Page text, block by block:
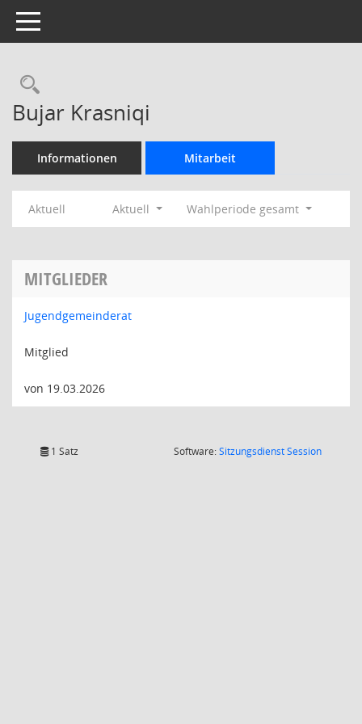
Toggle navigation
Rechercheauswahl
Bujar Krasniqi
Informationen Mitarbeit
Aktuell Aktuell Wahlperiode gesamt
MITGLIEDER
Jugendgemeinderat
Mitglied
von 19.03.2026
1 Satz Software:SitzungsdienstSession(Wird in